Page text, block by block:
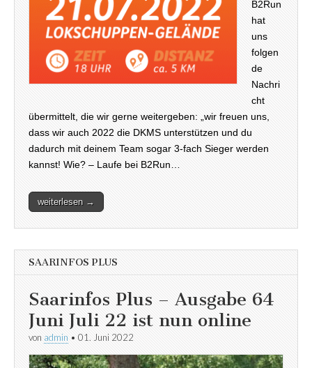
B2Run
hat
uns
folgen
de
Nachri
cht
übermittelt, die wir gerne weitergeben: „wir freuen uns,
dass wir auch 2022 die DKMS unterstützen und du
dadurch mit deinem Team sogar 3-fach Sieger werden
kannst! Wie? – Laufe bei B2Run…
weiterlesen →
SAARINFOS PLUS
Saarinfos Plus – Ausgabe 64
Juni Juli 22 ist nun online
von admin • 01. Juni 2022